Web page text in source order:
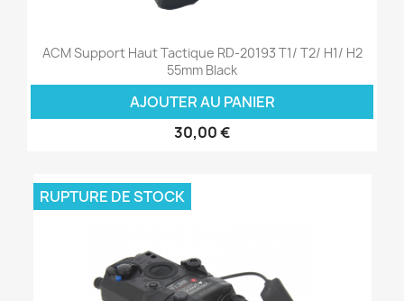
ACM Support Haut Tactique RD-20193 T1/ T2/ H1/ H2
55mm Black
AJOUTER AU PANIER
30,00 €
RUPTURE DE STOCK